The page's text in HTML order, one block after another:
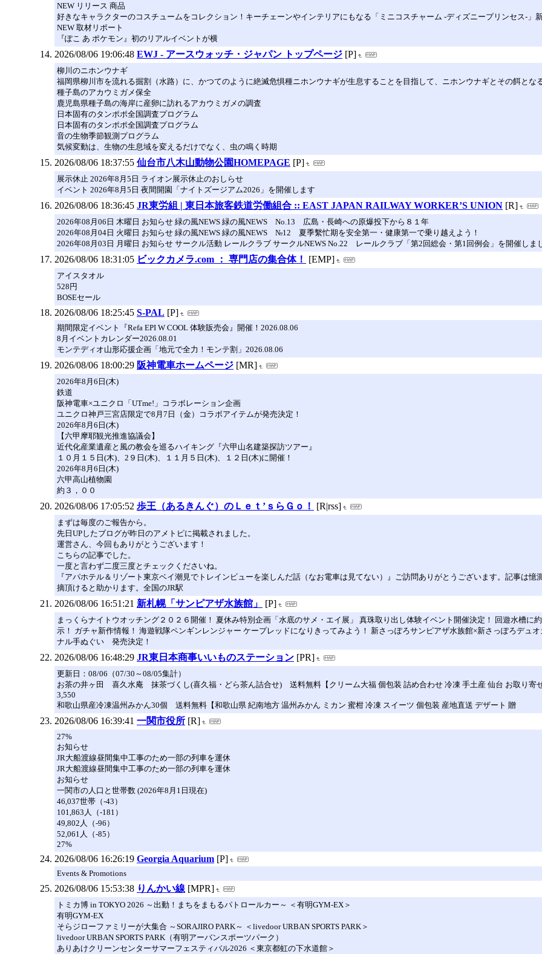
NEW リリース 商品
好きなキャラクターのコスチュームをコレクション！キーチェーンやインテリアにもなる「ミニコスチャーム -ディズニープリンセス-」
NEW 取材リポート
『ぽこ あ ポケモン』初のリアルイベントが横
2026/08/06 19:06:48 EWJ - アースウォッチ・ジャパン トップページ [P]
柳川のニホンウナギ
福岡県柳川市を流れる掘割（水路）に、かつてのように絶滅危惧種ニホンウナギが生息することを目指して、ニホンウナギとその餌とな
種子島のアカウミガメ保全
鹿児島県種子島の海岸に産卵に訪れるアカウミガメの調査
日本固有のタンポポ全国調査プログラム
日本固有のタンポポ全国調査プログラム
音の生物季節観測プログラム
気候変動は、生物の生息域を変えるだけでなく、虫の鳴く時期
2026/08/06 18:37:55 仙台市八木山動物公園HOMEPAGE [P]
展示休止 2026年8月5日 ライオン展示休止のおしらせ
イベント 2026年8月5日 夜間開園「ナイトズージアム2026」を開催します
2026/08/06 18:36:45 JR東労組 | 東日本旅客鉄道労働組合 :: EAST JAPAN RAILWAY WORKER’S UNION [R]
2026年08月06日 木曜日 お知らせ 緑の風NEWS 緑の風NEWS No.13 広島・長崎への原爆投下から８１年
2026年08月04日 火曜日 お知らせ 緑の風NEWS 緑の風NEWS №12 夏季繫忙期を安全第一・健康第一で乗り越えよう！
2026年08月03日 月曜日 お知らせ サークル活動 レールクラブ サークルNEWS No.22 レールクラブ「第2回総会・第1回例会」を開催しま
2026/08/06 18:31:05 ビックカメラ.com ： 専門店の集合体！ [EMP]
アイスタオル
528円
BOSEセール
2026/08/06 18:25:45 S-PAL [P]
期間限定イベント『Refa EPI W COOL 体験販売会』開催！2026.08.06
8月イベントカレンダー2026.08.01
モンテディオ山形応援企画「地元で全力！モンテ割」2026.08.06
2026/08/06 18:00:29 阪神電車ホームページ [MR]
2026年8月6日(木)
鉄道
阪神電車×ユニクロ「UTme!」コラボレーション企画
ユニクロ神戸三宮店限定で8月7日（金）コラボアイテムが発売決定！
2026年8月6日(木)
【六甲摩耶観光推進協議会】
近代化産業遺産と風の教会を巡るハイキング『六甲山名建築探訪ツアー』
１０月１５日(木)、2９日(木)、１１月５日(木)、１２日(木)に開催！
2026年8月6日(木)
六甲高山植物園
約３，００
2026/08/06 17:05:52 歩王（あるきんぐ）のＬｅｔ’ｓらＧｏ！ [R|rss]
まずは毎度のご報告から。
先日UPしたブログが昨日のアメトピに掲載されました。
運営さん、今回もありがとうございます！
こちらの記事でした。
一度と言わず二度三度とチェックくださいね。
『アパホテル＆リゾート東京ベイ潮見でトレインビューを楽しんだ話（なお電車は見てない）』ご訪問ありがとうございます。記事は
摘頂けると助かります。全国のJR駅
2026/08/06 16:51:21 新札幌「サンピアザ水族館」 [P]
まっくらナイトウオッチング２０２６開催！ 夏休み特別企画「水底のサメ・エイ展」 真珠取り出し体験イベント開催決定！ 回遊水槽に
示！ ガチャ新作情報！ 海遊戦隊ペンギンレンジャー ケープレッドになりきってみよう！ 新さっぽろサンピアザ水族館×新さっぽろデ
ナル手ぬぐい 発売決定！
2026/08/06 16:48:29 JR東日本商事いいものステーション [PR]
更新日：08/06（07/30～08/05集計）
お茶の井ヶ田 喜久水庵 抹茶づくし(喜久福・どら茶ん詰合せ) 送料無料【クリーム大福 個包装 詰め合わせ 冷凍 手土産 仙台 お取り寄
3,550
和歌山県産冷凍温州みかん30個 送料無料【和歌山県 紀南地方 温州みかん ミカン 蜜柑 冷凍 スイーツ 個包装 産地直送 デザート 贈
2026/08/06 16:39:41 一関市役所 [R]
27%
お知らせ
JR大船渡線昼間集中工事のため一部の列車を運休
JR大船渡線昼間集中工事のため一部の列車を運休
お知らせ
一関市の人口と世帯数 (2026年8月1日現在)
46,037世帯（-43）
101,863人（-181）
49,802人（-96）
52,061人（-85）
27%
2026/08/06 16:26:19 Georgia Aquarium [P]
Events & Promotions
2026/08/06 15:53:38 りんかい線 [MPR]
トミカ博 in TOKYO 2026 ～出動！まちをまもるパトロールカー～ ＜有明GYM-EX＞
有明GYM-EX
そらジローファミリーが大集合 ～SORAJIRO PARK～ ＜livedoor URBAN SPORTS PARK＞
livedoor URBAN SPORTS PARK（有明アーバンスポーツパーク）
ありあけクリーンセンターサマーフェスティバル2026 ＜東京都虹の下水道館＞